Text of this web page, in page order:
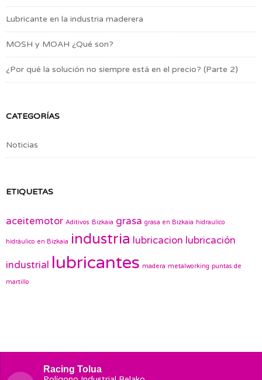
Lubricante en la industria maderera
MOSH y MOAH ¿Qué son?
¿Por qué la solución no siempre está en el precio? (Parte 2)
CATEGORÍAS
Noticias
ETIQUETAS
aceitemotor Aditivos Bizkaia grasa grasa en Bizkaia hidraulico
hidráulico en Bizkaia industria lubricacion lubricación
industrial lubricantes madera metalworking puntas de
martillo
Racing Tolua